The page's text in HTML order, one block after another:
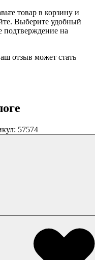
товар в корзину и
Выберите удобный
подтверждение на
отзыв может стать
57574